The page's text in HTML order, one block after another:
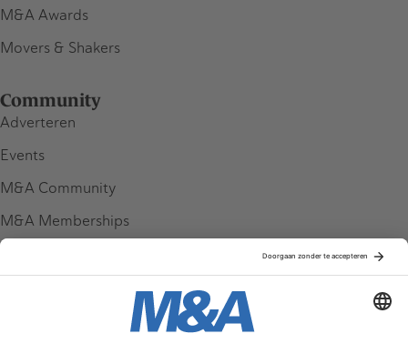
M&A Awards
Movers & Shakers
Community
Adverteren
Events
M&A Community
M&A Memberships